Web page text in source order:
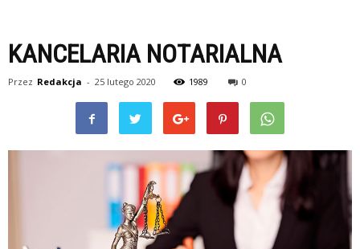
KANCELARIA NOTARIALNA
Przez Redakcja - 25 lutego 2020 1989 0